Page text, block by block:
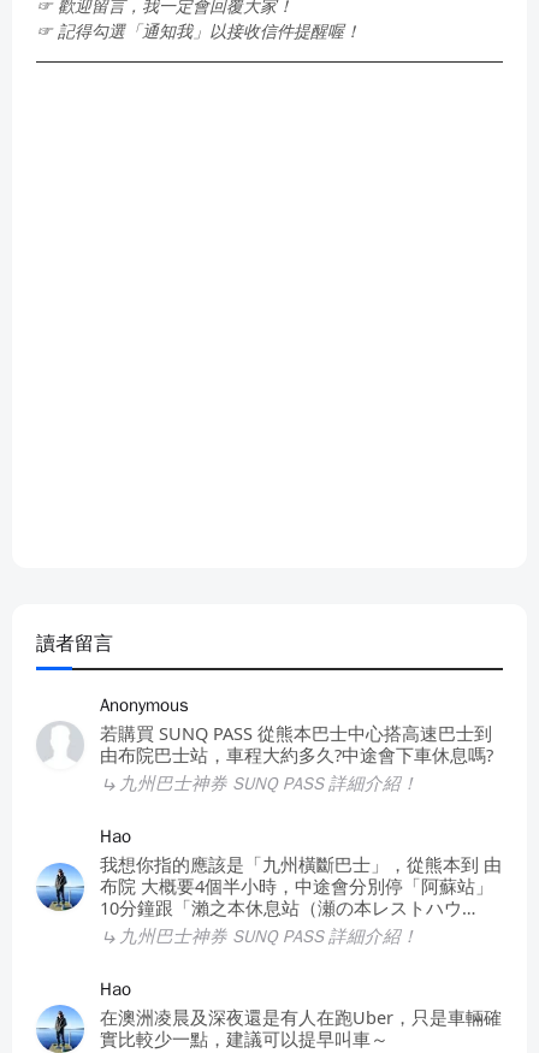
☞ 歡迎留言，我一定會回覆大家！
☞ 記得勾選「通知我」以接收信件提醒喔！
讀者留言
Anonymous
若購買 SUNQ PASS 從熊本巴士中心搭高速巴士到
由布院巴士站，車程大約多久?中途會下車休息嗎?
九州巴士神券 SUNQ PASS 詳細介紹！
Hao
我想你指的應該是「九州橫斷巴士」，從熊本到 由
布院 大概要4個半小時，中途會分別停「阿蘇站」
10分鐘跟「瀨之本休息站（瀬の本レストハウ
ス）」20分鐘讓遊客休息～
九州巴士神券 SUNQ PASS 詳細介紹！
Hao
在澳洲凌晨及深夜還是有人在跑Uber，只是車輛確
實比較少一點，建議可以提早叫車～